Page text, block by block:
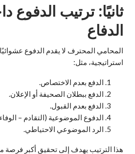
ثانيًا: ترتيب الدفوع
الدفاع
المحامي المحترف لا يقدم الدفوع
استراتيجية، مثل:
الدفع بعدم الاختصاص.
الدفع ببطلان الصحيفة أو الإعلان.
الدفع بعدم القبول.
الدفوع الموضوعية (التقادم –
الرد الموضوعي الاحتياطي.
هذا الترتيب يهدف إلى تحقيق أكبر فرصة